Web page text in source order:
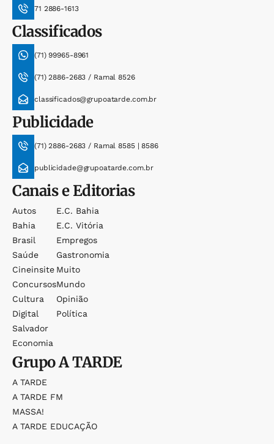
71 2886-1613
Classificados
(71) 99965-8961
(71) 2886-2683 / Ramal 8526
classificados@grupoatarde.com.br
Publicidade
(71) 2886-2683 / Ramal 8585 | 8586
publicidade@grupoatarde.com.br
Canais e Editorias
Autos
Bahia
Brasil
Saúde
Cineinsite
Concursos
Cultura
Digital
Salvador
Economia
E.c. Bahia
E.c. Vitória
Empregos
Gastronomia
Muito
Mundo
Opinião
Política
GrupoA TARDE
A TARDE
A TARDE FM
MASSA!
A TARDE EDUCAÇÃO